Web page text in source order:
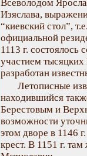
Всеволодом
Изяслава,
“киевский стол”,
официальной
1113 г.
участием
разработан
Летописные
находившийся
Берестовым и
возможности
этом дворе в 1146
крест. В 1151 г.